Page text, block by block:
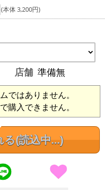
(本体 3,200円)
店舗 準備無
ではありません。
購入できません。
る(読込中...)